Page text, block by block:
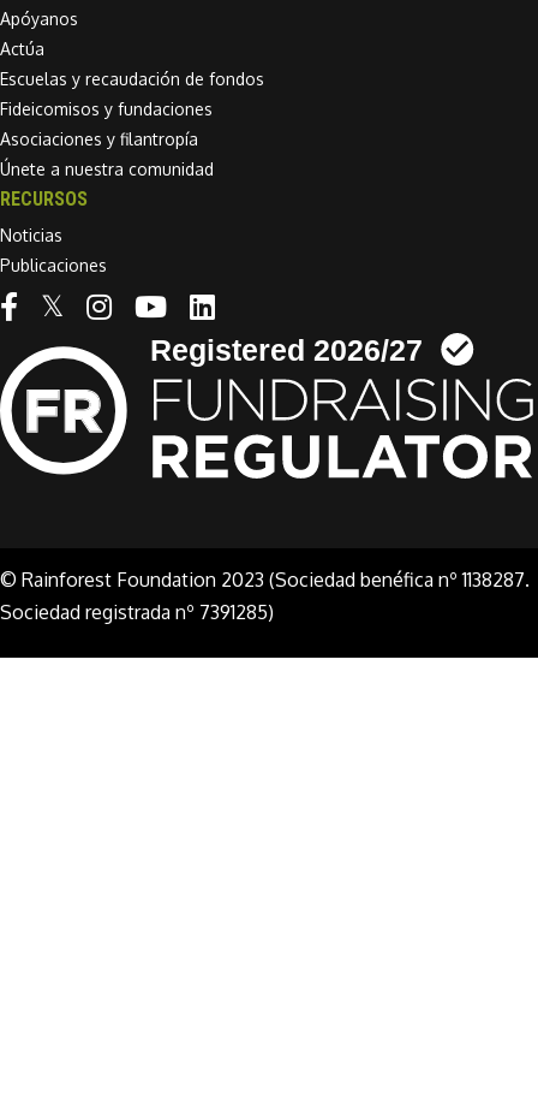
Apóyanos
Actúa
Escuelas y recaudación de fondos
Fideicomisos y fundaciones
Asociaciones y filantropía
Únete a nuestra comunidad
RECURSOS
Noticias
Publicaciones
Linkedin link
© Rainforest Foundation 2023 (Sociedad benéfica nº 1138287.
Sociedad registrada nº 7391285)